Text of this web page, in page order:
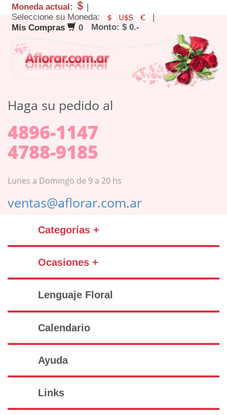
Moneda actual:
|
Seleccione su Moneda:
|
Mis Compras
0 Monto: $ 0.-
Haga su pedido al
4896-1147
4788-9185
Lunes a Domingo de 9 a 20 hs
ventas@aflorar.com.ar
Categorías +
Ocasiones +
Lenguaje Floral
Calendario
Ayuda
Links